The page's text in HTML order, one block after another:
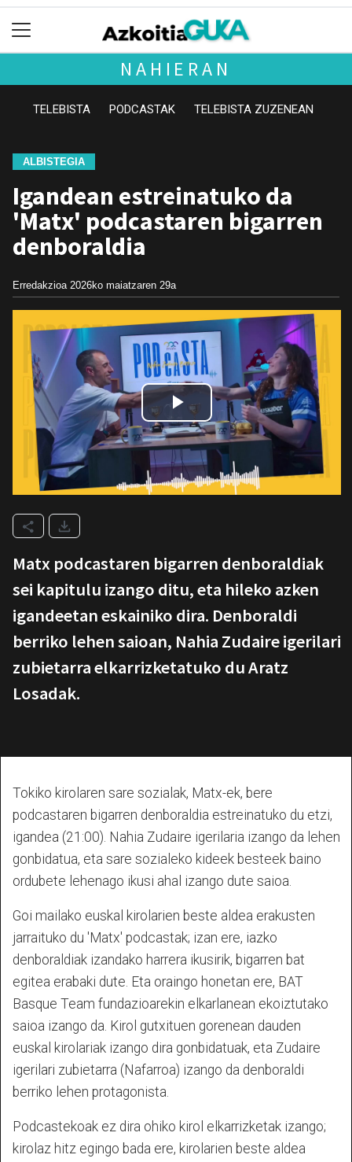
NAHIERAN
TELEBISTA PODCASTAK TELEBISTA ZUZENEAN
ALBISTEGIA
Igandean estreinatuko da
'Matx' podcastaren bigarren
denboraldia
Erredakzioa 2026ko maiatzaren 29a
Matx podcastaren bigarren denboraldiak
sei kapitulu izango ditu, eta hileko azken
igandeetan eskainiko dira. Denboraldi
berriko lehen saioan, Nahia Zudaire igerilari
zubietarra elkarrizketatuko du Aratz
Losadak.
Tokiko kirolaren sare sozialak, Matx-ek, bere
podcastaren bigarren denboraldia estreinatuko du etzi,
igandea (21:00). Nahia Zudaire igerilaria izango da lehen
gonbidatua, eta sare sozialeko kideek besteek baino
ordubete lehenago ikusi ahal izango dute saioa.
Goi mailako euskal kirolarien beste aldea erakusten
jarraituko du 'Matx' podcastak; izan ere, iazko
denboraldiak izandako harrera ikusirik, bigarren bat
egitea erabaki dute. Eta oraingo honetan ere, BAT
Basque Team fundazioarekin elkarlanean ekoiztutako
saioa izango da. Kirol gutxituen gorenean dauden
euskal kirolariak izango dira gonbidatuak, eta Zudaire
igerilari zubietarra (Nafarroa) izango da denboraldi
berriko lehen protagonista.
Podcastekoak ez dira ohiko kirol elkarrizketak izango;
kirolaz hitz egingo bada ere, kirolarien beste aldea